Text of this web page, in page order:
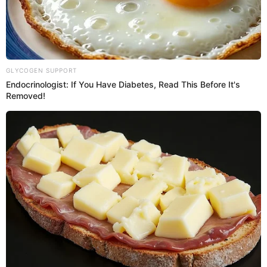
El domingo pasado, los criminales cumplieron su amenaza
al hacer estallar un explosivo fuera de la panadería
alquilada por la familia.El incidente causó daños en las
estanterías de vidrio y en parte de las rejas de la puerta del
local. En la nota dejada en el lugar, se exigía colaboración
bajo la amenaza de más acciones violentas, junto con un
número de teléfono.
PUEDES VER: